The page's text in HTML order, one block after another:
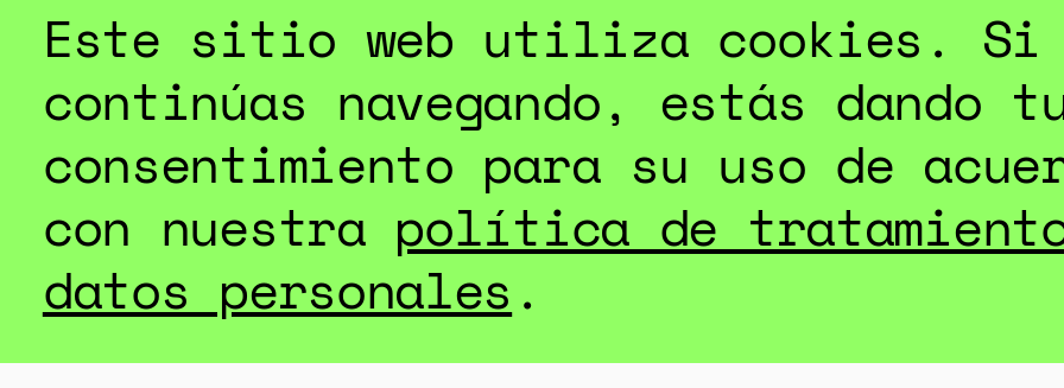
DESCARGAR
COMPARTIR:
Este sitio web utiliza cookies. Si
continúas navegando, estás dando
consentimiento para su uso de
con nuestra política de
datos personales .